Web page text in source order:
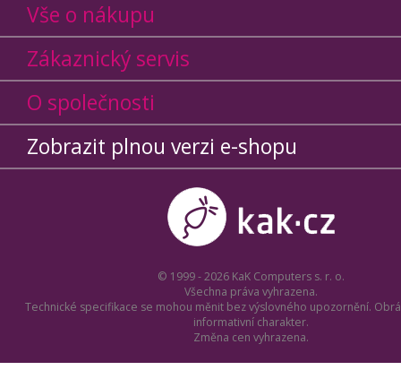
Vše o nákupu
Zákaznický servis
O společnosti
Zobrazit plnou verzi e-shopu
© 1999 - 2026 KaK Computers s. r. o.
Všechna práva vyhrazena.
Technické specifikace se mohou měnit bez výslovného upozornění.
informativní charakter.
Změna cen vyhrazena.